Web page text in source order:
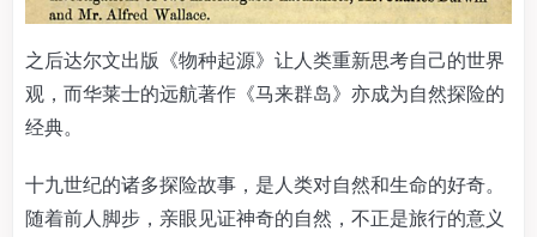
之后达尔文出版《物种起源》让人类重新思考自己的世界
观，而华莱士的远航著作《马来群岛》亦成为自然探险的
经典。
十九世纪的诸多探险故事，是人类对自然和生命的好奇。
随着前人脚步，亲眼见证神奇的自然，不正是旅行的意义